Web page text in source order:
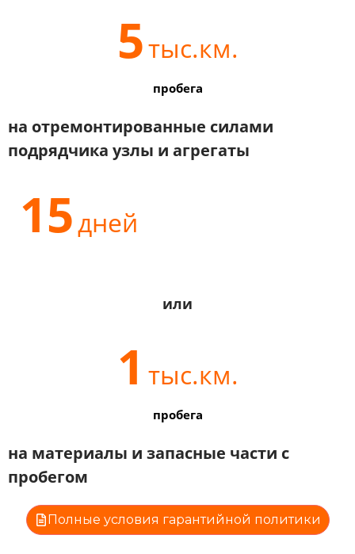
5тыс.км.
пробега
на отремонтированные силами
подрядчика узлы и агрегаты
15дней
или
1 тыс.км.
пробега
на материалы и запасные части с
пробегом
Полные условия гарантийной политики